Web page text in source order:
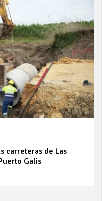
carreteras de Las
Galis